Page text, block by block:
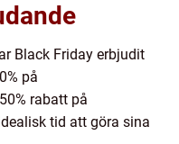
Black Friday erbjudit
på
rabatt på
tid att göra sina